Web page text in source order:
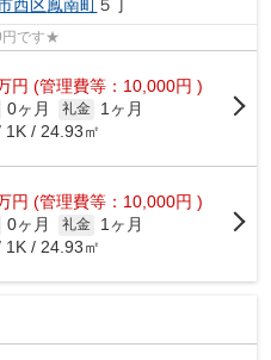
西区鳳南町 ５丁
円です★
円 (管理費等：10,000円 )
0ヶ月 礼金
1ヶ月
1K / 24.93㎡
円 (管理費等：10,000円 )
0ヶ月 礼金
1ヶ月
1K / 24.93㎡